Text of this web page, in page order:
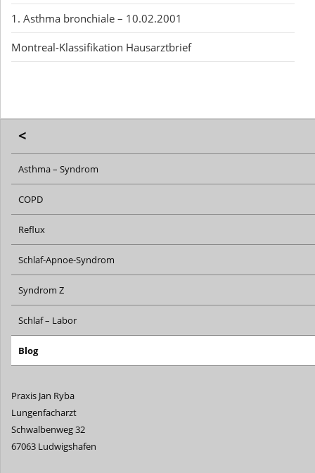
1. Asthma bronchiale – 10.02.2001
Montreal-Klassifikation Hausarztbrief
<
Asthma – Syndrom
COPD
Reflux
Schlaf-Apnoe-Syndrom
Syndrom Z
Schlaf – Labor
Blog
Praxis Jan Ryba
Lungenfacharzt
Schwalbenweg 32
67063 Ludwigshafen